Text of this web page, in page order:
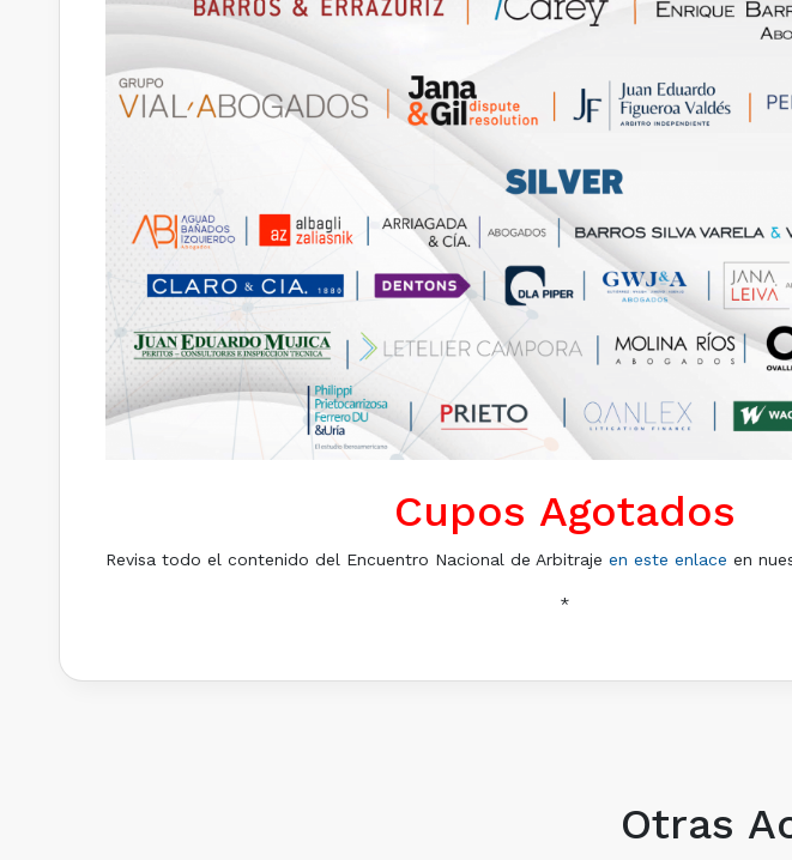
Cupos Agotados
Revisa todo el contenido del Encuentro Nacional de Arbitrajeen este enlace en
*
Otras